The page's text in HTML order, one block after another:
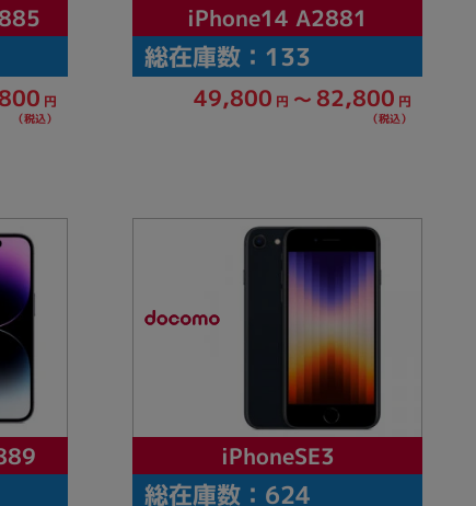
円
（税込）
iPhone14 A2881
総在庫数：133
49,800 円 ～ 82,800 円
（税込）
iPhoneSE3
総在庫数：624